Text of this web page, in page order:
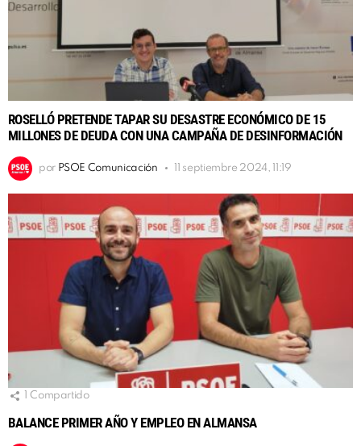
ROSELLÓ PRETENDE TAPAR SU DESASTRE ECONÓMICO DE 15
MILLONES DE DEUDA CON UNA CAMPAÑA DE DESINFORMACIÓN
por PSOE Comunicación 11 septiembre 2024, 11:19
Compartido
BALANCE PRIMER AÑO Y EMPLEO EN ALMANSA